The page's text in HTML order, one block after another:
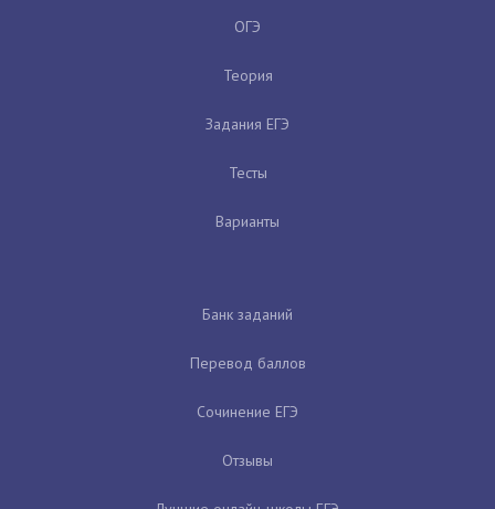
ОГЭ
Теория
Задания ЕГЭ
Тесты
Варианты
Банк заданий
Перевод баллов
Сочинение ЕГЭ
Отзывы